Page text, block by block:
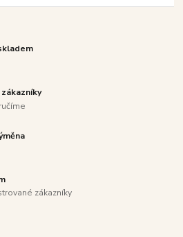
zákazníky